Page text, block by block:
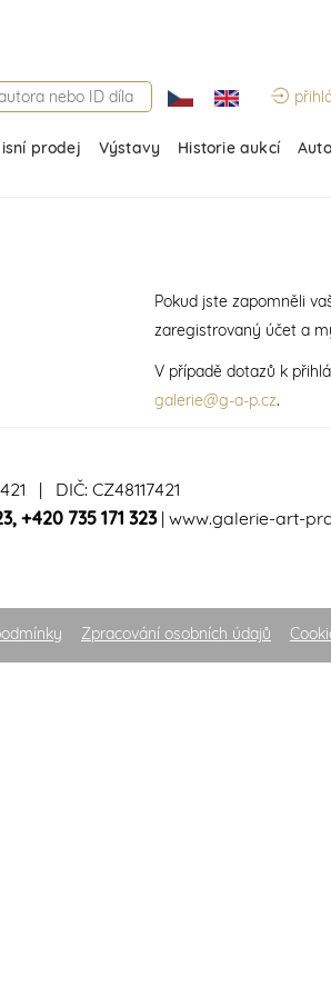
prodej Výstavy Historie aukcí
Pokud jste zapomněli
zaregistrovaný účet a
V případě dotazů k
galerie@g-a-p.cz.
| DIČ: CZ48117421
, +420 735 171 323| www.galerie-art-
Zpracování osobních údajů